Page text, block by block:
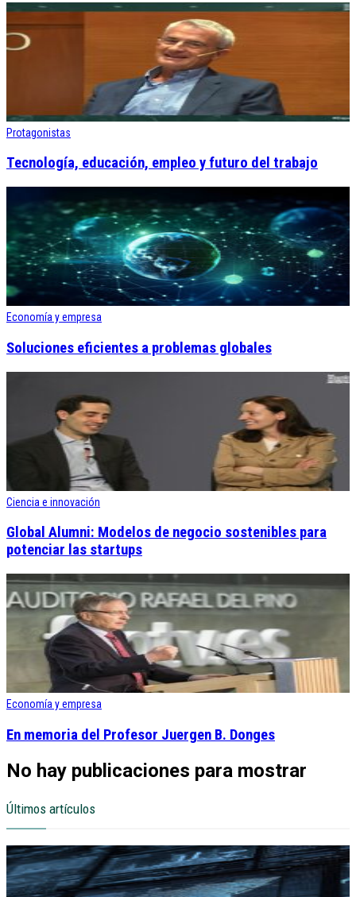
Protagonistas
Tecnología, educación, empleo y futuro del trabajo
Economía y empresa
Soluciones eficientes a problemas globales
Ciencia e innovación
Global Alumni: Modelos de negocio sostenibles para
potenciar las startups
Economía y empresa
En memoria del Profesor Juergen B. Donges
No hay publicaciones para mostrar
Últimos artículos